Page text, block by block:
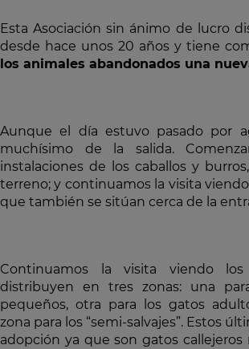
Esta Asociación sin ánimo de lucro
desde hace unos 20 años y tiene
los animales abandonados una
Aunque el día estuvo pasado por
muchísimo de la salida.
instalaciones de los caballos y
terreno; y continuamos la visita
que también se sitúan cerca de la
Continuamos la visita viendo
distribuyen en tres zonas: una
pequeños, otra para los gatos
zona para los “semi-salvajes”. Estos
adopción ya que son gatos callejeros